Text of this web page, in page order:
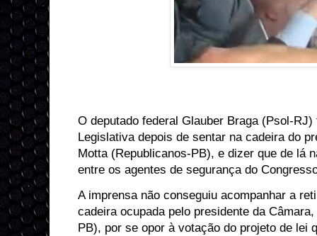
O deputado federal Glauber Braga (Psol-
Legislativa depois de sentar na cadeira do
Motta (Republicanos-PB), e dizer que de lá
entre os agentes de segurança do
A imprensa não conseguiu acompanhar a
cadeira ocupada pelo presidente da
PB), por se opor à votação do projeto de lei